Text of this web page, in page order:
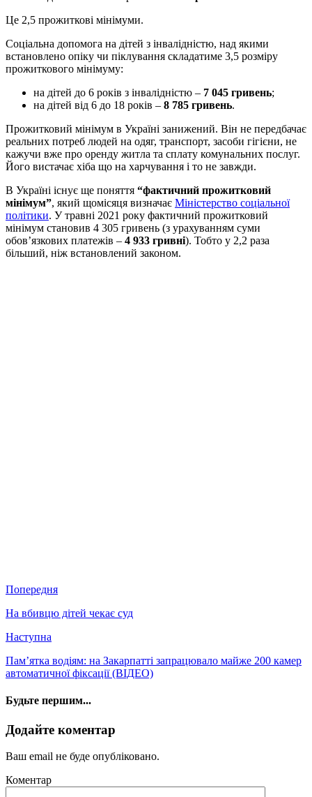
Це 2,5 прожиткові мінімуми.
Соціальна допомога на дітей з інвалідністю, над якими
встановлено опіку чи піклування складатиме 3,5 розміру
прожиткового мінімуму:
на дітей до 6 років з інвалідністю – 7 045 гривень;
на дітей від 6 до 18 років – 8 785 гривень.
Прожитковий мінімум в Україні занижений. Він не передбачає
реальних потреб людей на одяг, транспорт, засоби гігієни, не
кажучи вже про оренду житла та сплату комунальних послуг.
Його вистачає хіба що на харчування і то не завжди.
В Україні існує ще поняття “фактичний прожитковий
мінімум”, який щомісяця визначає Міністерство соціальної
політики. У травні 2021 року фактичний прожитковий
мінімум становив 4 305 гривень (з урахуванням суми
обов’язкових платежів – 4 933 гривні). Тобто у 2,2 раза
більший, ніж встановлений законом.
Попередня
На вбивцю дітей чекає суд
Наступна
Пам’ятка водіям: на Закарпатті запрацювало майже 200 камер
автоматичної фіксації (ВІДЕО)
Будьте першим...
Додайте коментар
Ваш email не буде опубліковано.
Коментар